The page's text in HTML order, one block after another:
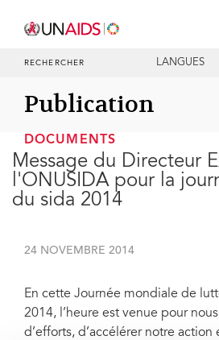
RECHERCHER LANGUES
Publication
DOCUMENTS
Message du Directeur
l'ONUSIDA pour la
du sida 2014
24 NOVEMBRE 2014
En cette Journée mondiale de
2014, l’heure est venue pour
d’efforts, d’accélérer notre action